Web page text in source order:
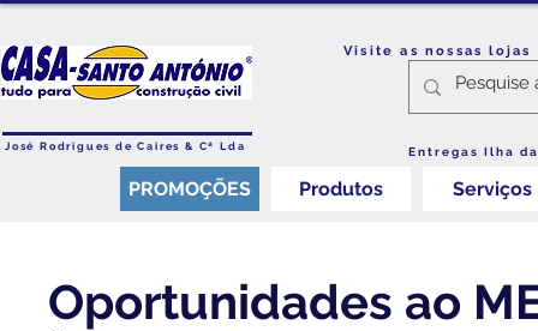
Visite as nossas
José Rodrigues de Caires & Cª Lda Entregas Ilha
PROMOÇÕES Produtos Serviços
Oportunidades ao